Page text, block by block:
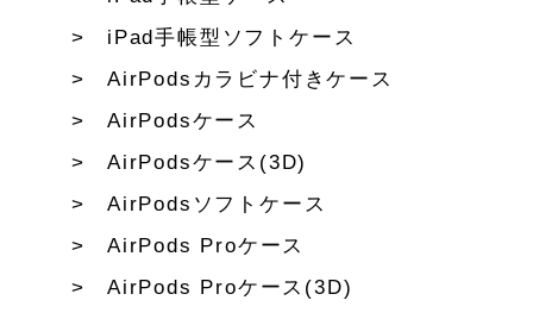
iPad手帳型ソフトケース
AirPodsカラビナ付きケース
AirPodsケース
AirPodsケース(3D)
AirPodsソフトケース
AirPods Proケース
AirPods Proケース(3D)